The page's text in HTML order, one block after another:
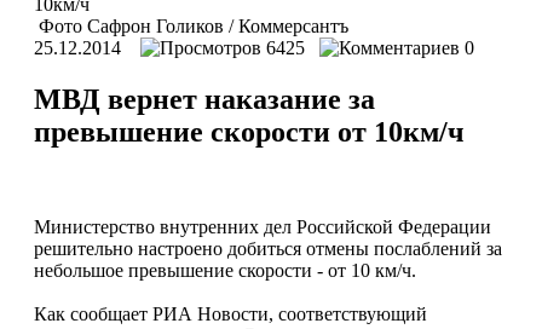
Фото Сафрон Голиков / Коммерсантъ
25.12.2014
6425 0
МВД вернет наказание за
превышение скорости от 10км/ч
Министерство внутренних дел Российской Федерации
решительно настроено добиться отмены послаблений за
небольшое превышение скорости - от 10 км/ч.
Как сообщает РИА Новости, соответствующий